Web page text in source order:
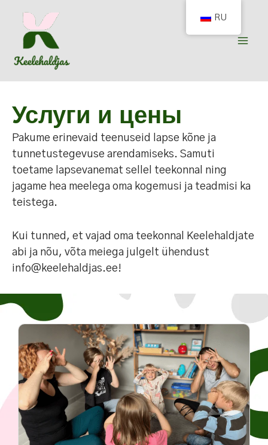
содержимому
Услуги и цены
Pakume erinevaid teenuseid lapse kõne ja
tunnetustegevuse arendamiseks. Samuti
toetame lapsevanemat sellel teekonnal ning
jagame hea meelega oma kogemusi ja teadmisi ka
teistega.
Kui tunned, et vajad oma teekonnal Keelehaldjate
abi ja nõu, võta meiega julgelt ühendust
info@keelehaldjas.ee!
RU